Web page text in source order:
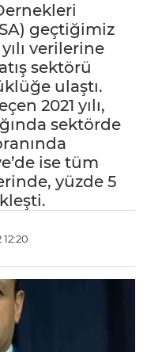
geçtiğimiz
verilerine
sektörü
ulaştı.
2021 yılı,
sektörde
ise tüm
yüzde 5